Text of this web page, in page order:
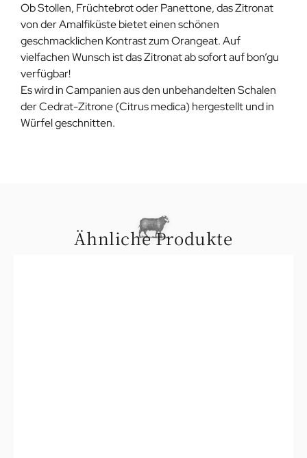
Ob Stollen, Früchtebrot oder Panettone, das Zitronat
von der Amalfiküste bietet einen schönen
geschmacklichen Kontrast zum Orangeat. Auf
vielfachen Wunsch ist das Zitronat ab sofort auf bon’gu
verfügbar!
Es wird in Campanien aus den unbehandelten Schalen
der Cedrat-Zitrone (Citrus medica) hergestellt und in
Würfel geschnitten.
Ähnliche Produkte